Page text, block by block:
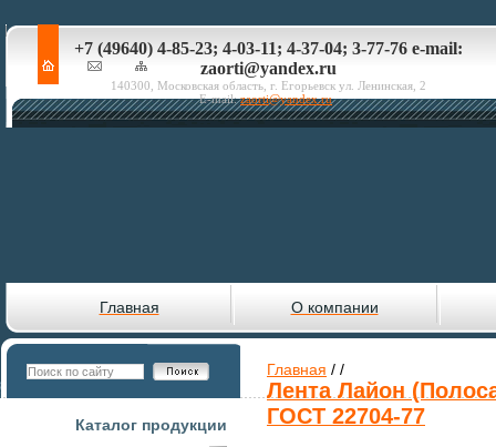
+7 (49640) 4-85-23; 4-03-11; 4-37-04; 3-77-76 e-mail:
zaorti@yandex.ru
140300, Московская область, г. Егорьевск ул. Ленинская, 2
E-mail:zaorti@yandex.ru
Главная О компании
Каталог продукции
Главная / /
Лента Лайон
ГОСТ 22704-77